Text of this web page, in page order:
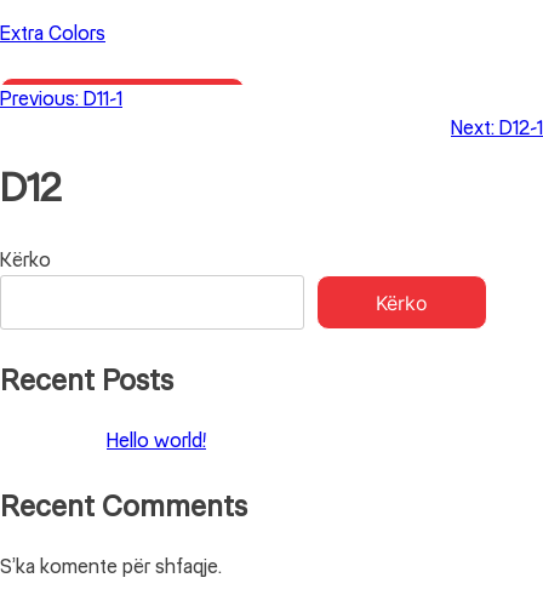
Skip
content
Extra Colors
Primary Menu
D12
Lëvizje
Previous: D11-1
Next: D12-1
Kërko
Kërko
Recent Posts
Hello world!
Recent Comments
S’ka komente për shfaqje.